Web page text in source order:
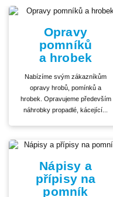
Opravy
pomníků
a hrobek
Nabízíme svým zákazníkům
opravy hrobů, pomínků a
hrobek. Opravujeme především
náhrobky propadlé, kácející...
Nápisy a
přípisy na
pomník